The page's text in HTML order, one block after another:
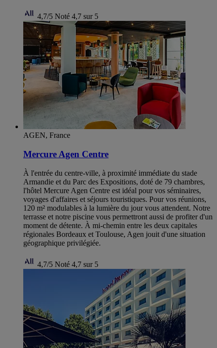
4,7/5 Noté 4,7 sur 5
AGEN, France
Mercure Agen Centre
À l'entrée du centre-ville, à proximité immédiate du stade
Armandie et du Parc des Expositions, doté de 79 chambres,
l'hôtel Mercure Agen Centre est idéal pour vos séminaires,
voyages d'affaires et séjours touristiques. Pour vos réunions,
120 m² modulables à la lumière du jour vous attendent. Notre
terrasse et notre piscine vous permettront aussi de profiter d'un
moment de détente. À mi-chemin entre les deux capitales
régionales Bordeaux et Toulouse, Agen jouit d'une situation
géographique privilégiée.
4,7/5 Noté 4,7 sur 5